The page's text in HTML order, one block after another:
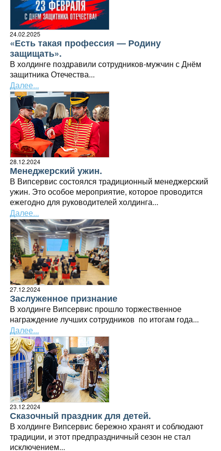
«Есть такая профессия — Родину
защищать».
В холдинге поздравили сотрудников-мужчин с Днём
защитника Отечества...
24.02.2025
Далее...
Менеджерский ужин.
В Випсервис состоялся традиционный менеджерский
ужин. Это особое мероприятие, которое проводится
ежегодно для руководителей холдинга...
28.12.2024
Далее...
Заслуженное признание
В холдинге Випсервис прошло торжественное
награждение лучших сотрудников по итогам года...
27.12.2024
Далее...
Сказочный праздник для детей.
В холдинге Випсервис бережно хранят и соблюдают
традиции, и этот предпраздничный сезон не стал
исключением...
23.12.2024